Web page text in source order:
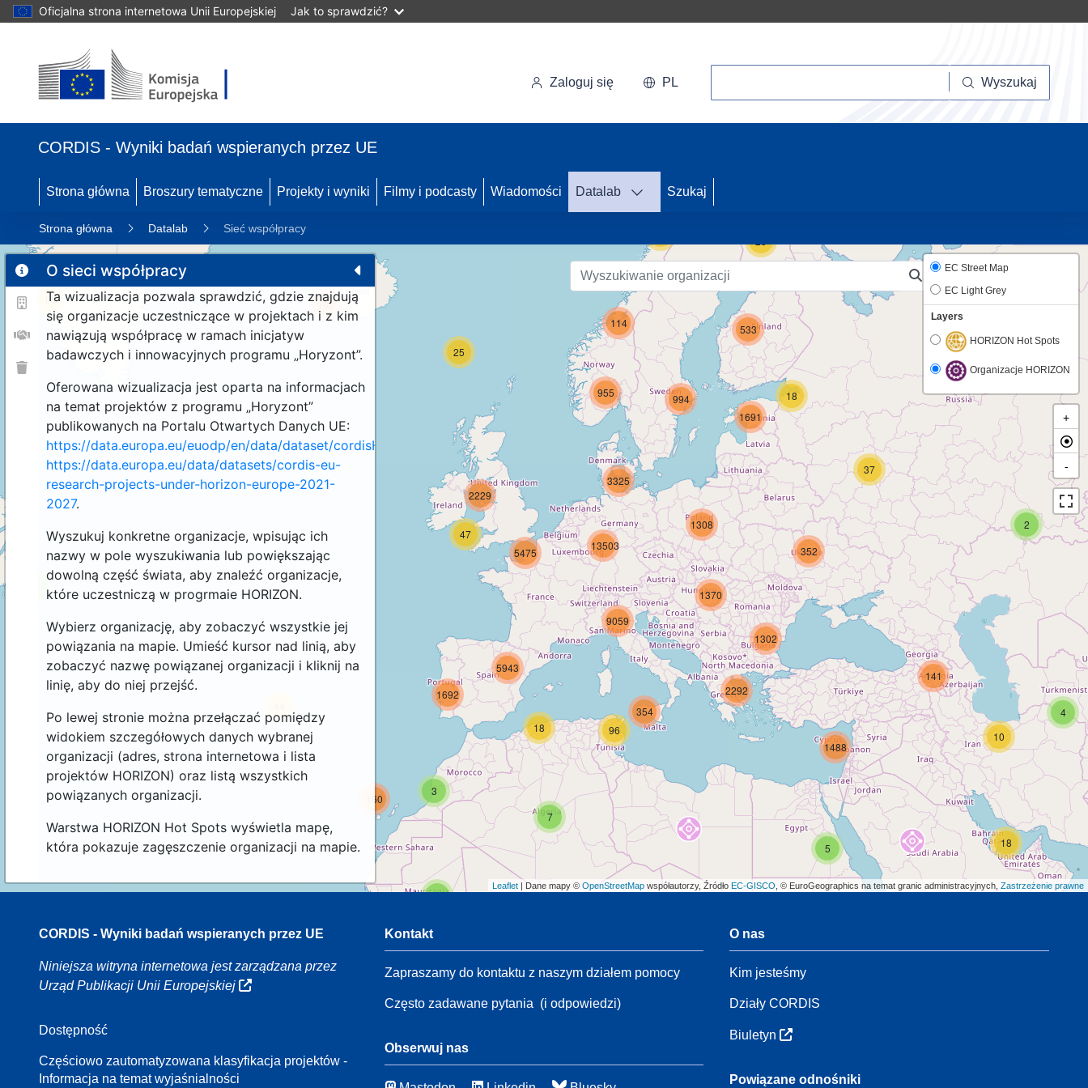
Oficjalna strona internetowa Unii Europejskiej Jak to sprawdzić?
Zaloguj się PL Wyszukaj
CORDIS - Wyniki badań wspieranych przez UE
Strona główna Broszury tematyczne Projekty i wyniki Filmy i podcasty Wiadomości Datalab Szukaj
Strona główna Datalab Sieć współpracy
O sieci współpracy
Ta wizualizacja pozwala sprawdzić, gdzie znajdują
się organizacje uczestniczące w projektach i z kim
nawiązują współpracę w ramach inicjatyw
badawczych i innowacyjnych programu „Horyzont”.
Oferowana wizualizacja jest oparta na informacjach
na temat projektów z programu „Horyzont”
publikowanych na Portalu Otwartych Danych UE:
https://data.europa.eu/euodp/en/data/dataset/cordisH2020projects.
https://data.europa.eu/data/datasets/cordis-eu-
research-projects-under-horizon-europe-2021-
2027.
Wyszukuj konkretne organizacje, wpisując ich
nazwy w pole wyszukiwania lub powiększając
dowolną część świata, aby znaleźć organizacje,
które uczestniczą w progrmaie HORIZON.
Wybierz organizację, aby zobaczyć wszystkie jej
powiązania na mapie. Umieść kursor nad linią, aby
zobaczyć nazwę powiązanej organizacji i kliknij na
linię, aby do niej przejść.
Po lewej stronie można przełączać pomiędzy
widokiem szczegółowych danych wybranej
organizacji (adres, strona internetowa i lista
projektów HORIZON) oraz listą wszystkich
powiązanych organizacji.
Warstwa HORIZON Hot Spots wyświetla mapę,
która pokazuje zagęszczenie organizacji na mapie.
11 192
18
2
4
16
47
2
3
160
2
5
6
7
96 10
141
354
1302
1488
2292
18
47
1692
5943
25
114
955
2229
1308
1370
5475
3325
9059
13503
18
37
533
352
994
1691
EC Street Map
EC Light Grey
Layers
HORIZON Hot Spots
Organizacje HORIZON
+
-
Leaflet | Dane mapy © OpenStreetMap współautorzy, Źródło EC-GISCO , © EuroGeographics na temat granic administracyjnych, Zastrzeżenie prawne
CORDIS - Wyniki badań wspieranych przez UE
Niniejsza witryna internetowa jest zarządzana przez
Urząd Publikacji Unii Europejskiej
Dostępność
Częściowo zautomatyzowana klasyfikacja projektów -
Informacja na temat wyjaśnialności
Kontakt
Zapraszamy do kontaktu z naszym działem pomocy
Często zadawane pytania (i odpowiedzi)
Obserwuj nas
O nas
Kim jesteśmy
Działy CORDIS
Biuletyn
Powiązane odnośniki